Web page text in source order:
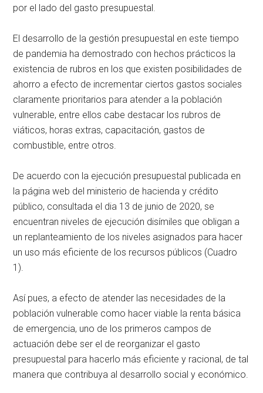
por el lado del gasto presupuestal.
El desarrollo de la gestión presupuestal en este tiempo
de pandemia ha demostrado con hechos prácticos la
existencia de rubros en los que existen posibilidades de
ahorro a efecto de incrementar ciertos gastos sociales
claramente prioritarios para atender a la población
vulnerable, entre ellos cabe destacar los rubros de
viáticos, horas extras, capacitación, gastos de
combustible, entre otros.
De acuerdo con la ejecución presupuestal publicada en
la página web del ministerio de hacienda y crédito
público, consultada el dia 13 de junio de 2020, se
encuentran niveles de ejecución disímiles que obligan a
un replanteamiento de los niveles asignados para hacer
un uso más eficiente de los recursos públicos (Cuadro
1).
Así pues, a efecto de atender las necesidades de la
población vulnerable como hacer viable la renta básica
de emergencia, uno de los primeros campos de
actuación debe ser el de reorganizar el gasto
presupuestal para hacerlo más eficiente y racional, de tal
manera que contribuya al desarrollo social y económico.